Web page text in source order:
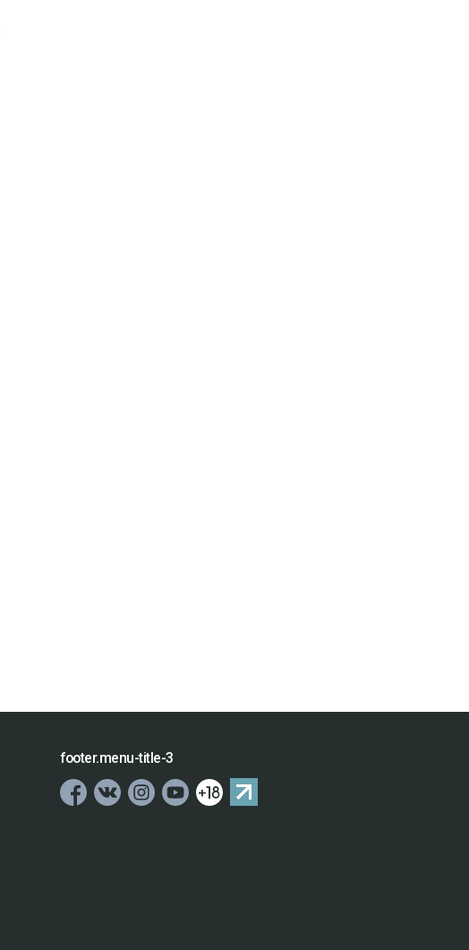
footer.menu-title-3